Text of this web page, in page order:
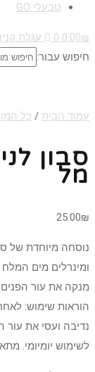
טבעלי GO
0.00₪
0
עגלת
חיפוש עבור:
עמוד הבית / כל
מל
25.00₪
נוסחה מיוחדת של
ומינרלים מים
מנקה את עור הפנים
הוראות שימוש:
נדיבה ועסי את עור
לשימוש יומיומי.